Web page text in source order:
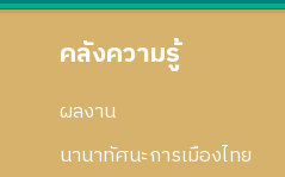
คลังความรู้
ผลงาน
นานาทัศนะการเมืองไทย